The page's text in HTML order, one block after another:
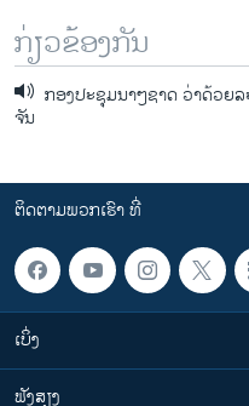
ກ່ຽວຂ້ອງກັນ
ກອງ​ປະຊຸ​ມນາໆ​ຊາດ​ ວ່າດ້ວຍ
ຈັນ​
ຕິດຕາມພວກເຮົາ ທີ່
ເບິ່ງ
ຟັງສຽງ